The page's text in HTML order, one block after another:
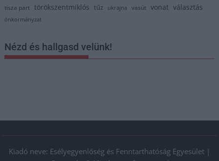
tisza part törökszentmiklós tűz ukrajna vasút vonat választás
önkormányzat
Nézd és hallgasd velünk!
Kiadó neve: Esélyegyenlőség és Fenntarthatóság Egyesület |